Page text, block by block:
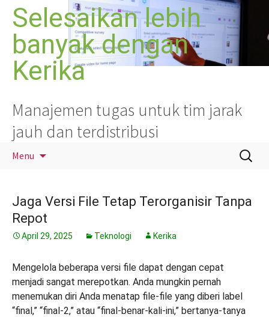
Langsung
Selesaikan lebih
banyak dengan
Kerika
Manajemen tugas untuk tim jarak
jauh dan terdistribusi
Menu
Cari
untuk:
Jaga Versi File Tetap Terorganisir Tanpa
Repot
April 29, 2025 Teknologi Kerika
Mengelola beberapa versi file dapat dengan cepat
menjadi sangat merepotkan. Anda mungkin pernah
menemukan diri Anda menatap file-file yang diberi label
“final,” “final-2,” atau “final-benar-kali-ini,” bertanya-tanya